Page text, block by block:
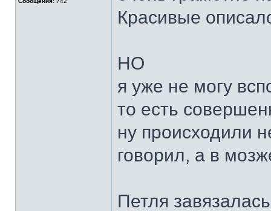
Красивые
НО
я уже не могу
то есть
ну происходили
говорил, а в
Петля